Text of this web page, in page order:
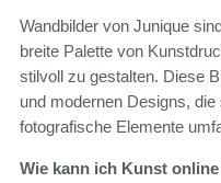
Wandbilder von Junique
breite Palette von
stilvoll zu gestalten. Diese
und modernen Designs,
fotografische Elemente
Wie kann ich Kunst